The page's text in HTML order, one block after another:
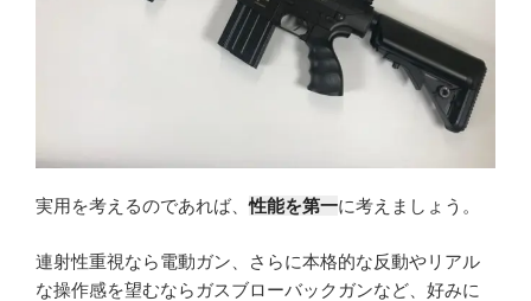
実用を考えるのであれば、性能を第一に考えましょう。
連射性重視なら電動ガン、さらに本格的な反動やリアル
な操作感を望むならガスブローバックガンなど、好みに